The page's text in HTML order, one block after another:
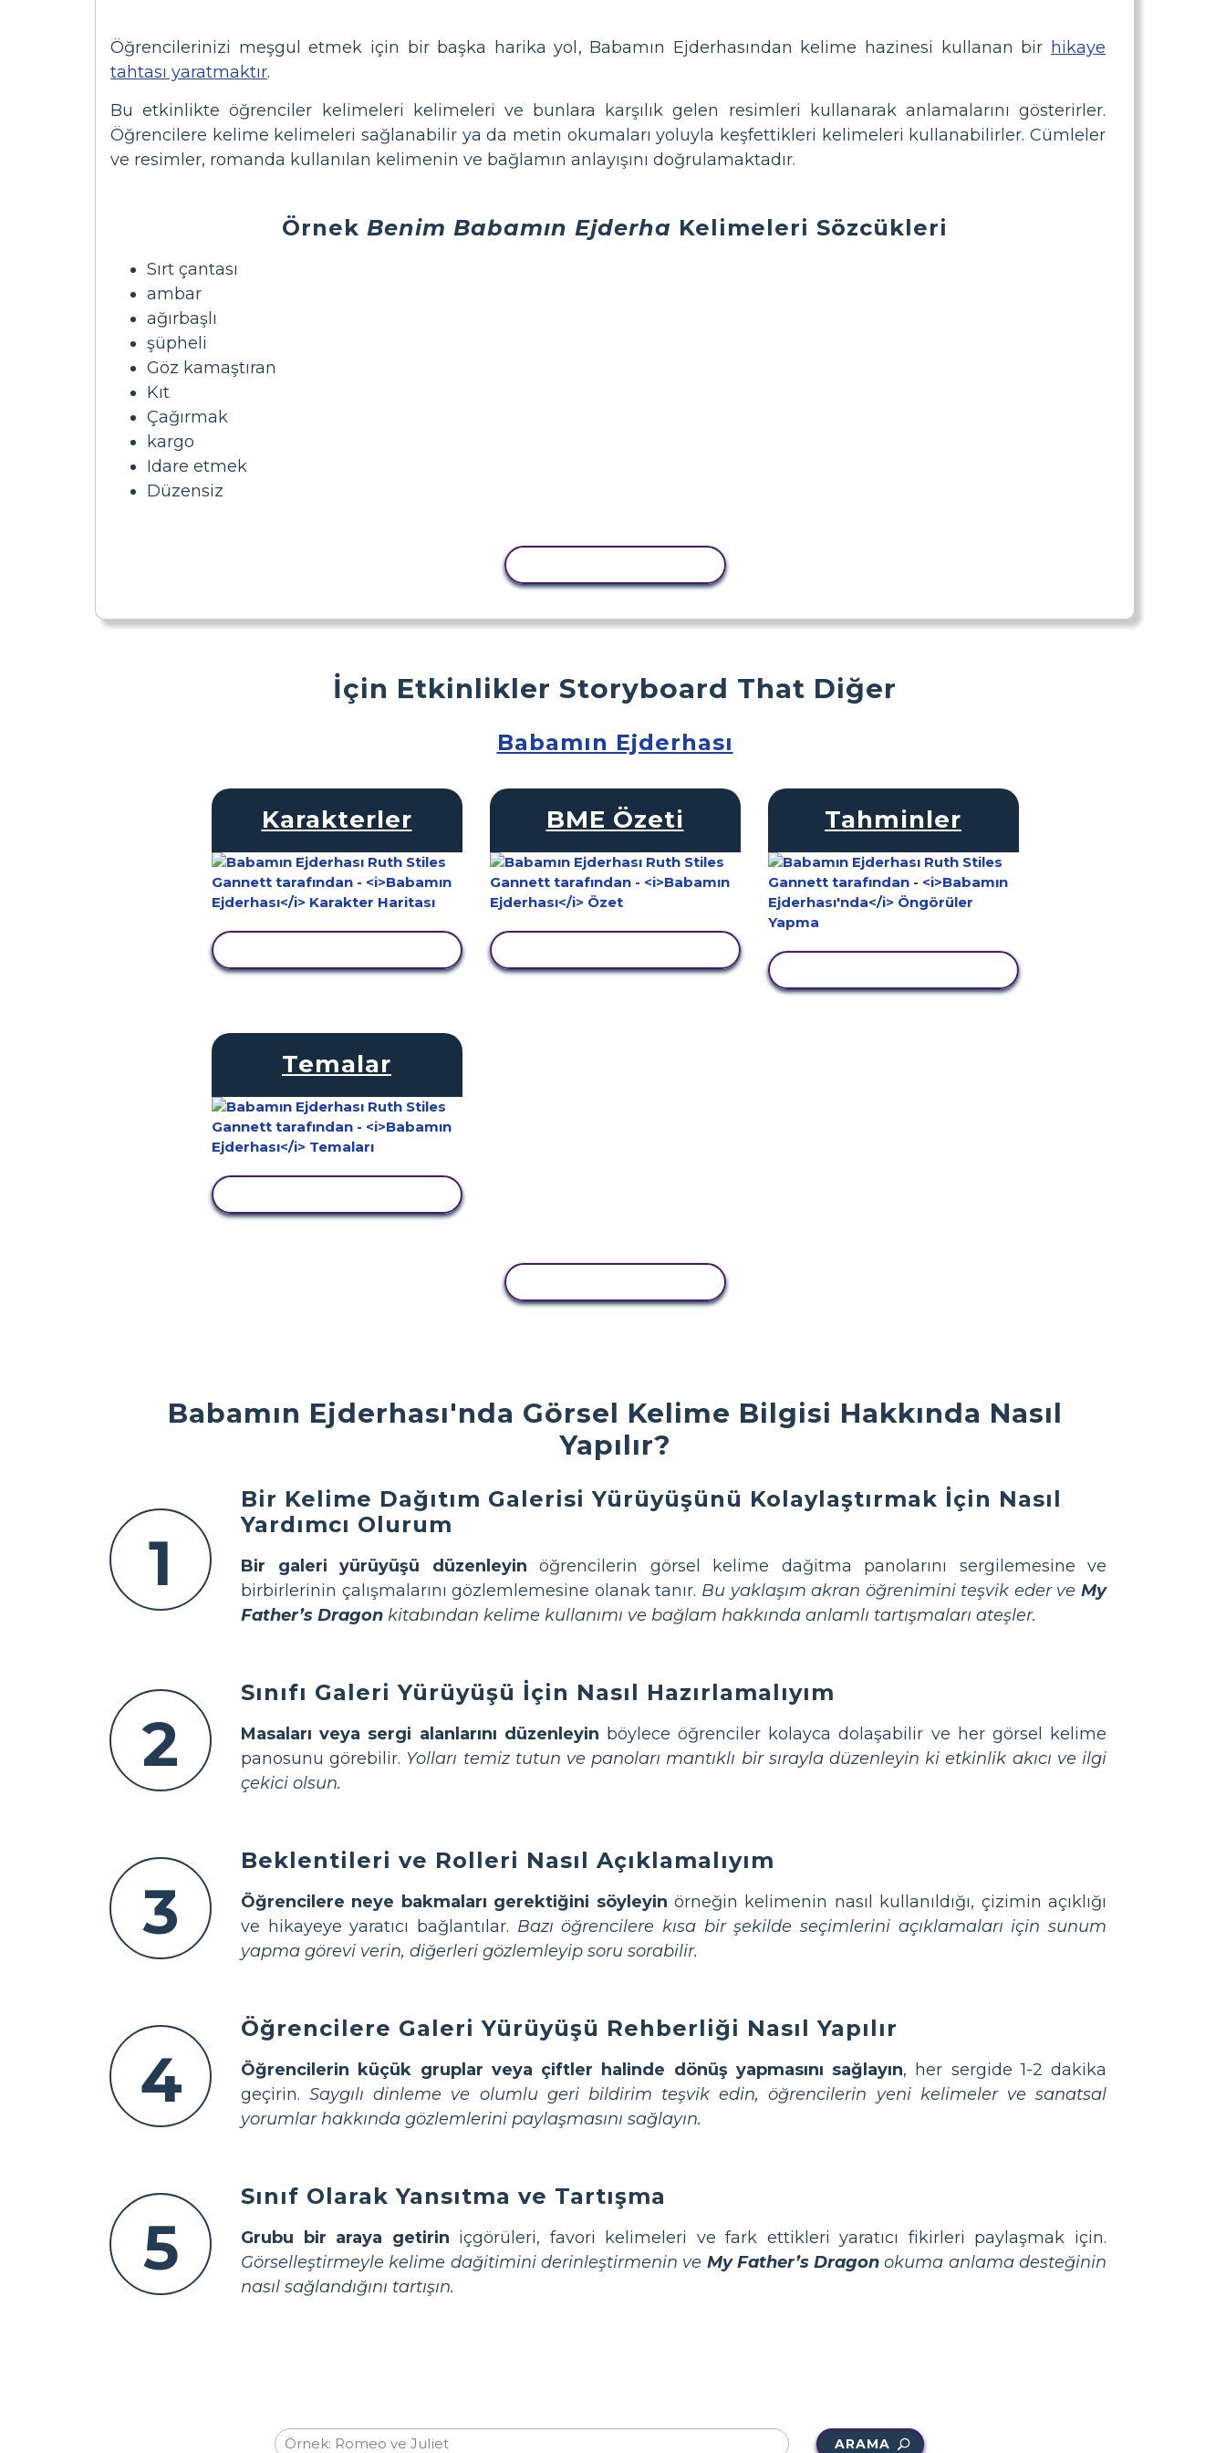
Öğrencilerinizi meşgul etmek için bir başka harika yol, Babamın Ejderhasından kelime hazinesi kullanan bir hikaye
tahtası yaratmaktır.
Bu etkinlikte öğrenciler kelimeleri kelimeleri ve bunlara karşılık gelen resimleri kullanarak anlamalarını gösterirler.
Öğrencilere kelime kelimeleri sağlanabilir ya da metin okumaları yoluyla keşfettikleri kelimeleri kullanabilirler. Cümleler
ve resimler, romanda kullanılan kelimenin ve bağlamın anlayışını doğrulamaktadır.
Örnek Benim Babamın Ejderha Kelimeleri Sözcükleri
Sırt çantası
ambar
ağırbaşlı
şüpheli
Göz kamaştıran
Kıt
Çağırmak
kargo
Idare etmek
Düzensiz
Babamın Ejderhası'nda Görsel Kelime Bilgisi Hakkında Nasıl
Yapılır?
1
Bir Kelime Dağıtım Galerisi Yürüyüşünü Kolaylaştırmak İçin Nasıl
Yardımcı Olurum
Bir galeri yürüyüşü düzenleyin öğrencilerin görsel kelime dağitma panolarını sergilemesine ve
birbirlerinin çalışmalarını gözlemlemesine olanak tanır. Bu yaklaşım akran öğrenimini teşvik eder veMy
Father’s Dragon kitabından kelime kullanımı ve bağlam hakkında anlamlı tartışmaları ateşler.
2
Sınıfı Galeri Yürüyüşü İçin Nasıl Hazırlamalıyım
Masaları veya sergi alanlarını düzenleyin böylece öğrenciler kolayca dolaşabilir ve her görsel kelime
panosunu görebilir. Yolları temiz tutun ve panoları mantıklı bir sırayla düzenleyin ki etkinlik akıcı ve ilgi
çekici olsun.
3
Beklentileri ve Rolleri Nasıl Açıklamalıyım
Öğrencilere neye bakmaları gerektiğini söyleyin örneğin kelimenin nasıl kullanıldığı, çizimin açıklığı
ve hikayeye yaratıcı bağlantılar. Bazı öğrencilere kısa bir şekilde seçimlerini açıklamaları için sunum
yapma görevi verin, diğerleri gözlemleyip soru sorabilir.
4
Öğrencilere Galeri Yürüyüşü Rehberliği Nasıl Yapılır
Öğrencilerin küçük gruplar veya çiftler halinde dönüş yapmasını sağlayın, her sergide 1-2 dakika
geçirin.Saygılı dinleme ve olumlu geri bildirim teşvik edin, öğrencilerin yeni kelimeler ve sanatsal
yorumlar hakkında gözlemlerini paylaşmasını sağlayın.
5
Sınıf Olarak Yansıtma ve Tartışma
Grubu bir araya getirin içgörüleri, favori kelimeleri ve fark ettikleri yaratıcı fikirleri paylaşmak için.
Görselleştirmeyle kelime dağitimini derinleştirmenin ve My Father’s Dragon okuma anlama desteğinin
nasıl sağlandığını tartışın.
İçin Etkinlikler Storyboard That Diğer
Babamın Ejderhası
Karakterler BME Özeti Tahminler
Temalar
ARAMA